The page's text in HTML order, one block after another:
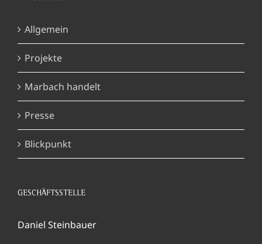
Allgemein
Projekte
Marbach handelt
Presse
Blickpunkt
GESCHÄFTSSTELLE
Daniel Steinbauer